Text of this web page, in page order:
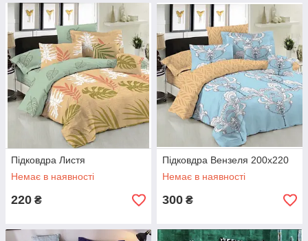
Підковдра Листя
Немає в наявності
220 ₴
Підковдра Вензеля 200х220
Немає в наявності
300 ₴